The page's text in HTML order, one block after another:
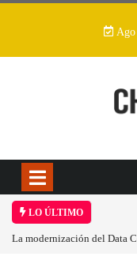
Ago
LO ÚLTIMO
del Data